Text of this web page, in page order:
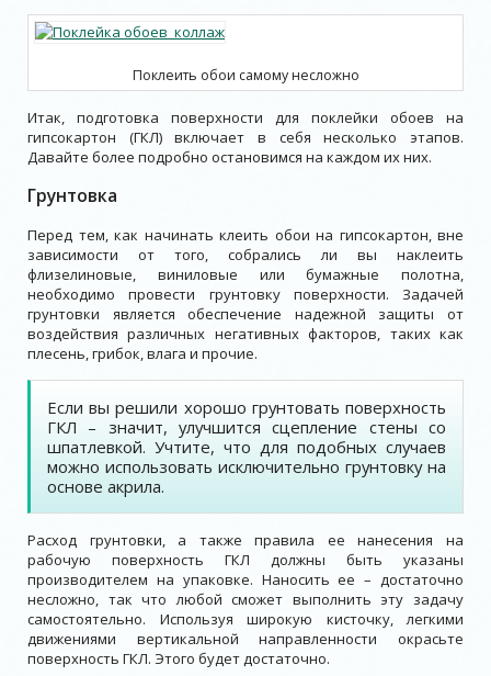
Поклеить обои самому несложно
Итак, подготовка поверхности для поклейки обоев на
гипсокартон (ГКЛ) включает в себя несколько этапов.
Давайте более подробно остановимся на каждом их них.
Грунтовка
Перед тем, как начинать клеить обои на гипсокартон, вне
зависимости от того, собрались ли вы наклеить
флизелиновые, виниловые или бумажные полотна,
необходимо провести грунтовку поверхности. Задачей
грунтовки является обеспечение надежной защиты от
воздействия различных негативных факторов, таких как
плесень, грибок, влага и прочие.
Если вы решили хорошо грунтовать поверхность
ГКЛ – значит, улучшится сцепление стены со
шпатлевкой. Учтите, что для подобных случаев
можно использовать исключительно грунтовку на
основе акрила.
Расход грунтовки, а также правила ее нанесения на
рабочую поверхность ГКЛ должны быть указаны
производителем на упаковке. Наносить ее – достаточно
несложно, так что любой сможет выполнить эту задачу
самостоятельно. Используя широкую кисточку, легкими
движениями вертикальной направленности окрасьте
поверхность ГКЛ. Этого будет достаточно.